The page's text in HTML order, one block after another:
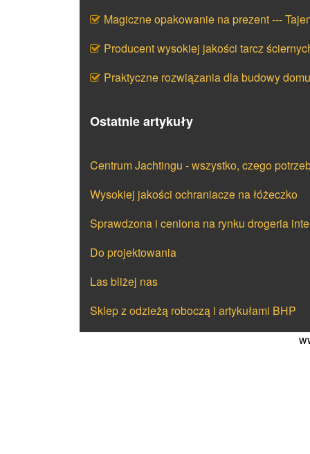
Magiczne opakowanie na prezent ---
Producent wysokiej jakości tarcz
Praktyczne rozwiązania dla budowy domu
Ostatnie artykuły
Centrum Jachtingu - wszystko, czego
Wysokiej jakości ochraniacze na łóżeczko
Sprawdzona i ceniona na rynku drogeria
Do projektowania
Las bliżej nas
Sklep z odzieżą roboczą i artykułami BHP